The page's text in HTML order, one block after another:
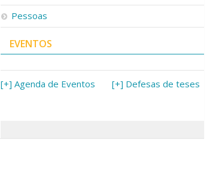
Pessoas
EVENTOS
[+] Agenda de Eventos [+] Defesas de teses